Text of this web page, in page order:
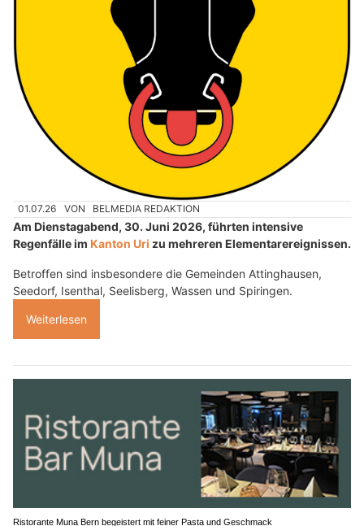
01.07.26 VON BELMEDIA REDAKTION
Am Dienstagabend, 30. Juni 2026, führten intensive
Regenfälle im Kanton Uri zu mehreren Elementarereignissen.
Betroffen sind insbesondere die Gemeinden Attinghausen,
Seedorf, Isenthal, Seelisberg, Wassen und Spiringen.
Weiterlesen
Ristorante Muna Bern begeistert mit feiner Pasta und Geschmack